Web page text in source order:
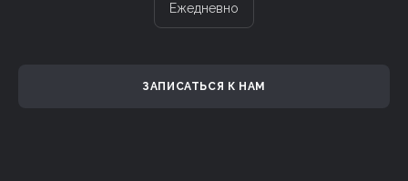
Ежедневно
ЗАПИСАТЬСЯ К НАМ